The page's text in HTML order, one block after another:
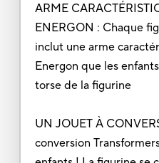
ARME
ENERGON : Chaque
inclut une arme
Energon que les
torse de la figurine
UN JOUET À
conversion